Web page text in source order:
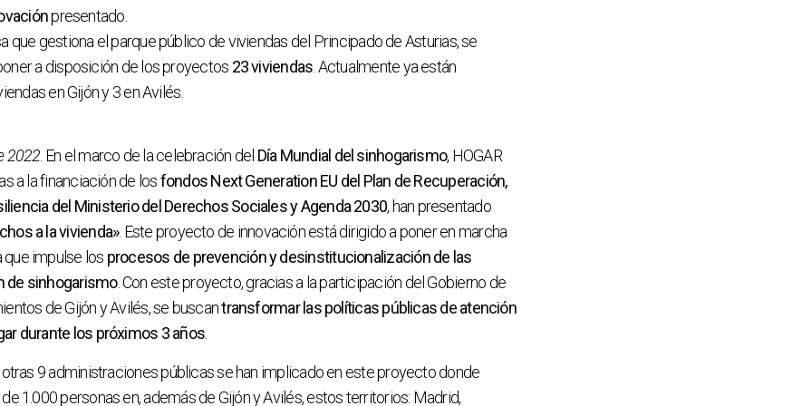
presentado.
que gestiona el parque público de viviendas del Principado de Asturias, se
a disposición de los proyectos 23 viviendas . Actualmente ya están
en Gijón y 3 en Avilés.
2022. En el marco de la celebración del Día Mundial del sinhogarismo, HOGAR
a la financiación de losfondos Next Generation EU del Plan de Recuperación,
del Ministerio del Derechos Sociales y Agenda 2030, han presentado
a la vivienda». Este proyecto de innovación está dirigido a poner en marcha
impulse los procesos de prevención y desinstitucionalización de las
de sinhogarismo. Con este proyecto, gracias a la participación del Gobierno de
de Gijón y Avilés, se buscantransformar las políticas públicas de atención
durante los próximos 3 años.
9 administraciones públicas se han implicado en este proyecto donde
1.000 personas en, además de Gijón y Avilés, estos territorios: Madrid,